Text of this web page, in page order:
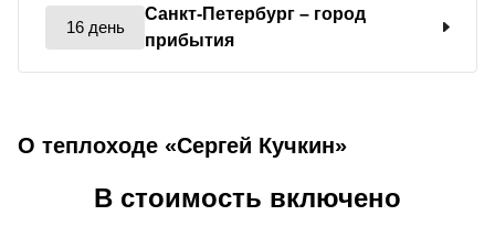
16 день
Санкт-Петербург – город
прибытия
О теплоходе «Сергей Кучкин»
В стоимость включено